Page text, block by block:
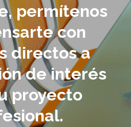
permítenos
con
directos a
de interés
proyecto